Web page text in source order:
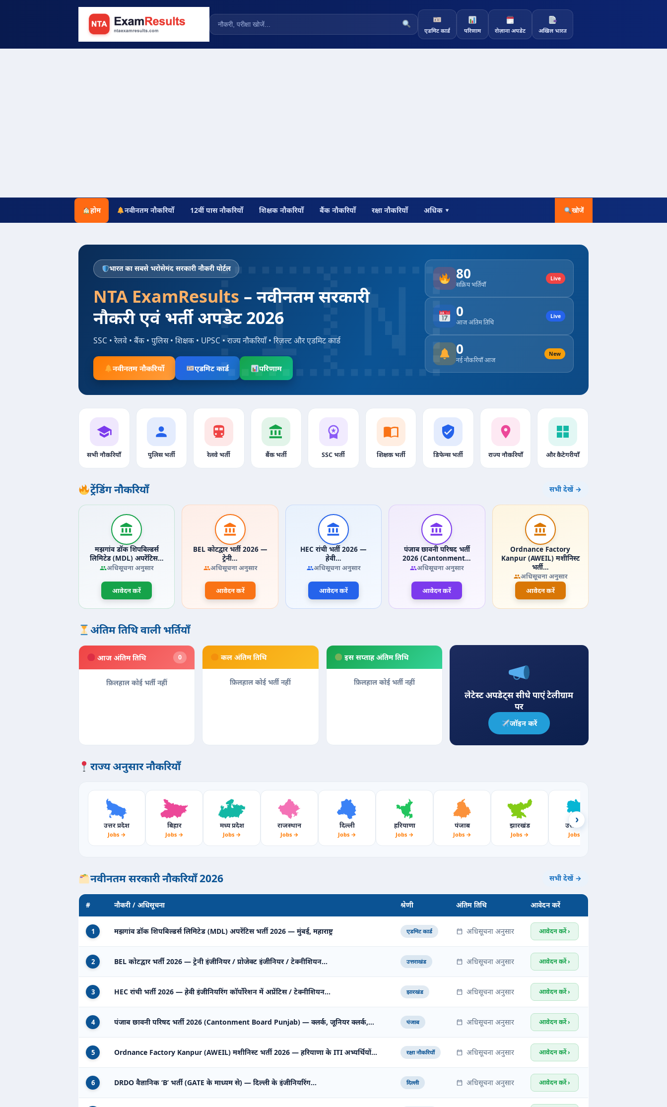
एडमिट कार्ड परिणाम रोज़ाना अपडेट अखिल भारत
होम नवीनतम नौकरियाँ 12वीं पास नौकरियाँ शिक्षक नौकरियाँ बैंक नौकरियाँ रक्षा नौकरियाँ अधिक ▾ खोजें
भारत का सबसे भरोसेमंद सरकारी नौकरी पोर्टल
NTA ExamResults – नवीनतम सरकारी
नौकरी एवं भर्ती अपडेट 2026
SSC • रेलवे • बैंक • पुलिस • शिक्षक • UPSC • राज्य नौकरियाँ • रिज़ल्ट और एडमिट कार्ड
नवीनतम नौकरियाँ एडमिट कार्ड परिणाम
80
सक्रिय भर्तियाँ
Live
0
आज अंतिम तिथि
Live
0
नई नौकरियाँ आज
New
सभी नौकरियाँ पुलिस भर्ती रेलवे भर्ती बैंक भर्ती SSC भर्ती शिक्षक भर्ती डिफेन्स भर्ती राज्य नौकरियाँ और कैटेगरीयाँ
ट्रेंडिंग नौकरियाँ सभी देखें →
मझगांव डॉक शिपबिल्डर्स
लिमिटेड (MDL) अपरेंटिस…
अधिसूचना अनुसार
आवेदन करें
BEL कोटद्वार भर्ती 2026 —
ट्रेनी…
अधिसूचना अनुसार
आवेदन करें
HEC रांची भर्ती 2026 —
हेवी…
अधिसूचना अनुसार
आवेदन करें
पंजाब छावनी परिषद भर्ती
2026 (Cantonment…
अधिसूचना अनुसार
आवेदन करें
Ordnance Factory
Kanpur (AWEIL) मशीनिस्ट
भर्ती…
अधिसूचना अनुसार
आवेदन करें
अंतिम तिथि वाली भर्तियाँ
आज अंतिम तिथि 0
फ़िलहाल कोई भर्ती नहीं
कल अंतिम तिथि
फ़िलहाल कोई भर्ती नहीं
इस सप्ताह अंतिम तिथि
फ़िलहाल कोई भर्ती नहीं
लेटेस्ट अपडेट्स सीधे पाएं टेलीग्राम
पर
जॉइन करें
राज्य अनुसार नौकरियाँ
उत्तर प्रदेश
Jobs →
बिहार
Jobs →
मध्य प्रदेश
Jobs →
राजस्थान
Jobs →
दिल्ली
Jobs →
हरियाणा
Jobs →
पंजाब
Jobs →
झारखंड
Jobs →
उत्तराखंड
Jobs →
›
नवीनतम सरकारी नौकरियाँ 2026 सभी देखें →
# नौकरी / अधिसूचना श्रेणी अंतिम तिथि आवेदन करें
1 मझगांव डॉक शिपबिल्डर्स लिमिटेड (MDL) अपरेंटिस भर्ती 2026 — मुंबई, महाराष्ट्र एडमिट कार्ड अधिसूचना अनुसार आवेदन करें ›
2 BEL कोटद्वार भर्ती 2026 — ट्रेनी इंजीनियर / प्रोजेक्ट इंजीनियर / टेक्नीशियन… उत्तराखंड अधिसूचना अनुसार आवेदन करें ›
3 HEC रांची भर्ती 2026 — हेवी इंजीनियरिंग कॉर्पोरेशन में अप्रेंटिस / टेक्नीशियन… झारखंड अधिसूचना अनुसार आवेदन करें ›
4 पंजाब छावनी परिषद भर्ती 2026 (Cantonment Board Punjab) — क्लर्क, जूनियर क्लर्क,… पंजाब अधिसूचना अनुसार आवेदन करें ›
5 Ordnance Factory Kanpur (AWEIL) मशीनिस्ट भर्ती 2026 — हरियाणा के ITI अभ्यर्थियों… रक्षा नौकरियाँ अधिसूचना अनुसार आवेदन करें ›
6 DRDO वैज्ञानिक ‘B’ भर्ती (GATE के माध्यम से) — दिल्ली के इंजीनियरिंग… दिल्ली अधिसूचना अनुसार आवेदन करें ›